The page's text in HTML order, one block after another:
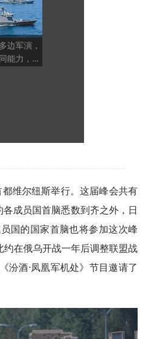
边军演，
能力，形
维尔纽斯举行。这届峰会共有
成员国首脑悉数到齐之外，日
国的国家首脑也将参加这次峰
在俄乌开战一年后调整联盟战
汾酒·凤凰军机处》节目邀请了